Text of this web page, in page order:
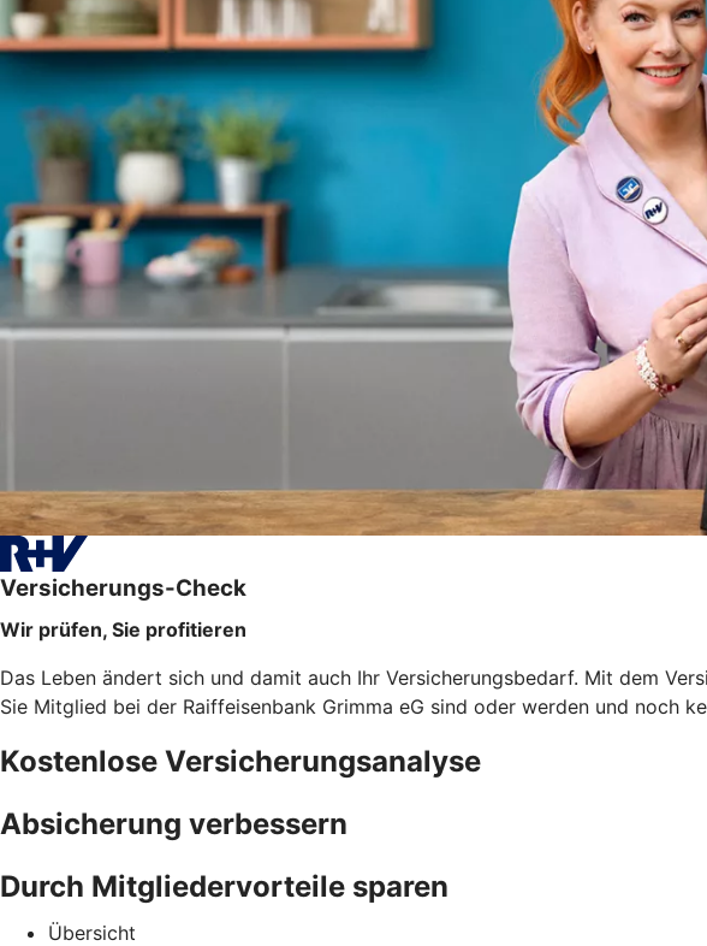
Versicherungs-Check
Wir prüfen, Sie profitieren
Das Leben ändert sich und damit auch Ihr Versicherungsbedarf. Mit dem
Sie Mitglied bei der Raiffeisenbank Grimma eG sind oder werden und noch
Kostenlose Versicherungsanalyse
Absicherung verbessern
Durch Mitgliedervorteile sparen
Übersicht